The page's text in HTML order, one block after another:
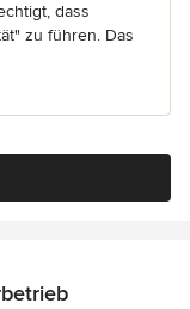
dass
zu führen. Das